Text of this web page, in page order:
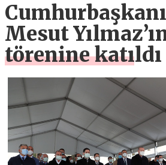
Mesut
törenine katıldı